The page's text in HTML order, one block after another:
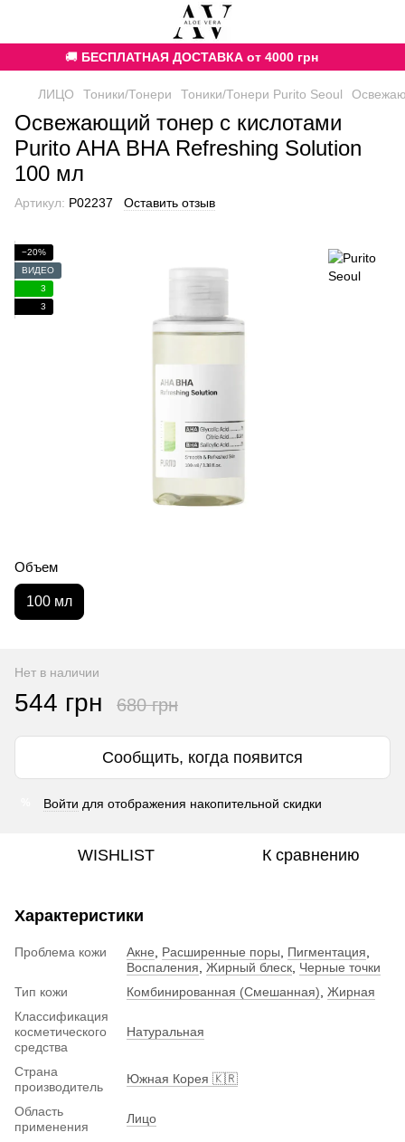
🚚 БЕСПЛАТНАЯ ДОСТАВКА от 4000 грн
ЛИЦО Тоники/Тонери Тоники/Тонери Purito Seoul
Освежающий тонер с кислотами
Purito AHA BHA Refreshing Solution
100 мл
Артикул: P02237 Оставить отзыв
−20%
ВИДЕО
3
3
Объем
100 мл
Нет в наличии
544 грн 680 грн
Сообщить, когда появится
Войти для отображения накопительной скидки
WISHLIST К сравнению
Характеристики
Проблема кожи Акне Расширенные поры Пигментация
Воспаления Жирный блеск Черные точки
Тип кожи
Комбинированная (Смешанная) Жирная
Классификация
косметического
средства
Натуральная
Страна
производитель
Южная Корея 🇰🇷
Область
применения
Лицо